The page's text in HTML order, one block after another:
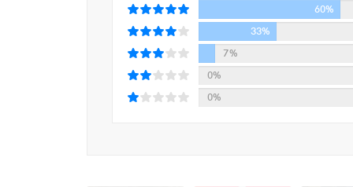
18세기 중반 근대 유럽에서는 여느 시대와 마찬
자유와 평등, 개인의 개성과 창의성, 학문과 예술
미학의 열정은 근대 철학에서 시작되긴 했으
가능성이 바로 ‘감성적 인간학’이다. 감성적 인
60%
33%
7%
0%
0%